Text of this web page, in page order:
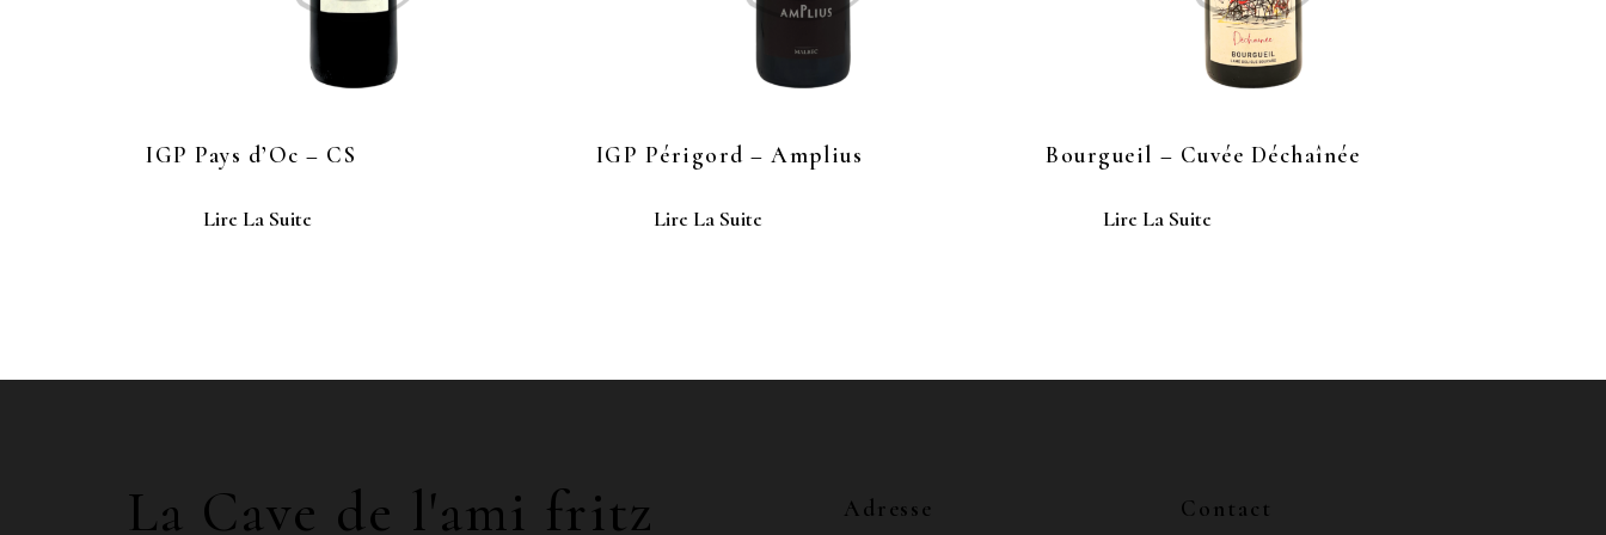
IGP Pays d’Oc – CS
Lire La Suite
IGP Périgord – Amplius
Lire La Suite
Bourgueil – Cuvée Déchaînée
Lire La Suite
La Cave de l'ami fritz Adresse Contact